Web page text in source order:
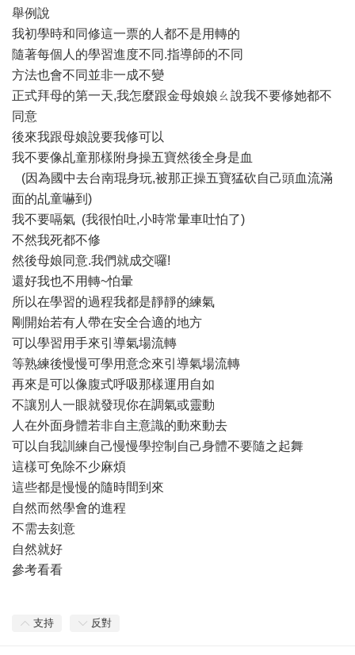
舉例說
我初學時和同修這一票的人都不是用轉的
隨著每個人的學習進度不同.指導師的不同
方法也會不同並非一成不變
正式拜母的第一天,我怎麼跟金母娘娘ㄠ說我不要修她都不
同意
後來我跟母娘說要我修可以
我不要像乩童那樣附身操五寶然後全身是血
(因為國中去台南琨身玩,被那正操五寶猛砍自己頭血流滿
面的乩童嚇到)
我不要嗝氣 (我很怕吐,小時常暈車吐怕了)
不然我死都不修
然後母娘同意.我們就成交囉!
還好我也不用轉~怕暈
所以在學習的過程我都是靜靜的練氣
剛開始若有人帶在安全合適的地方
可以學習用手來引導氣場流轉
等熟練後慢慢可學用意念來引導氣場流轉
再來是可以像腹式呼吸那樣運用自如
不讓別人一眼就發現你在調氣或靈動
人在外面身體若非自主意識的動來動去
可以自我訓練自己慢慢學控制自己身體不要隨之起舞
這樣可免除不少麻煩
這些都是慢慢的隨時間到來
自然而然學會的進程
不需去刻意
自然就好
參考看看
支持 反對